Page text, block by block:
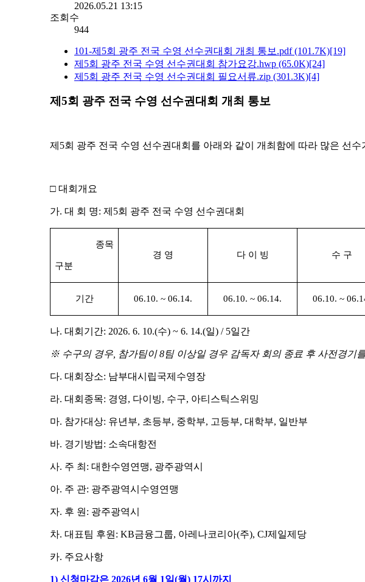
2026.05.21 13:15
조회수
944
101-제5회 광주 전국 수영 선수권대회 개최 통보.pdf(101.7K)[19]
제5회 광주 전국 수영 선수권대회 참가요강.hwp (65.0K)[24]
제5회 광주 전국 수영 선수권대회 필요서류.zip (301.3K)[4]
제5회 광주 전국 수영 선수권대회 개최 통보
제 5회 광주 전국 수영 선수권대회를 아래와 같이 개최함에 따라 많은 선수
□ 대회개요
가. 대 회 명: 제 5회 광주 전국 수영 선수권대회
종목
구분
경 영 다 이 빙 수 구
기간 06.10. ~ 06.14. 06.10. ~ 06.14. 06.10. ~
나. 대회기간: 2026. 6. 10.(수) ~ 6. 14.(일) / 5일간
※ 수구의 경우 참가팀이8팀 이상일 경우 감독자 회의 종료 후 사전경기
다. 대회장소: 남부대시립국제수영장
라. 대회종목: 경영, 다이빙, 수구, 아티스틱스위밍
마. 참가대상: 유년부, 초등부, 중학부, 고등부, 대학부, 일반부
바. 경기방법: 소속대항전
사. 주 최 : 대한수영연맹, 광주광역시
아. 주 관: 광주광역시수영연맹
자. 후 원 : 광주광역시
차. 대표팀 후원 : KB금융그룹, 아레나코리아(주), CJ제일제당
카. 주요사항
1) 신청마감은 2026년 6월 1일(월) 17시까지